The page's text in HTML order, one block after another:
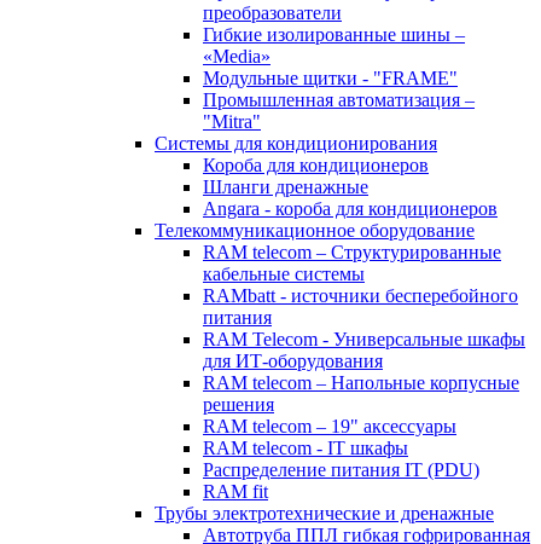
преобразователи
Гибкие изолированные шины –
«Media»
Модульные щитки - "FRAME"
Промышленная автоматизация –
"Mitra"
Системы для кондиционирования
Короба для кондиционеров
Шланги дренажные
Angara - короба для кондиционеров
Телекоммуникационное оборудование
RAM telecom – Структурированные
кабельные системы
RAMbatt - источники бесперебойного
питания
RAM Telecom - Универсальные шкафы
для ИТ-оборудования
RAM telecom – Напольные корпусные
решения
RAM telecom – 19" аксессуары
RAM telecom - IT шкафы
Распределение питания IT (PDU)
RAM fit
Трубы электротехнические и дренажные
Автотруба ППЛ гибкая гофрированная